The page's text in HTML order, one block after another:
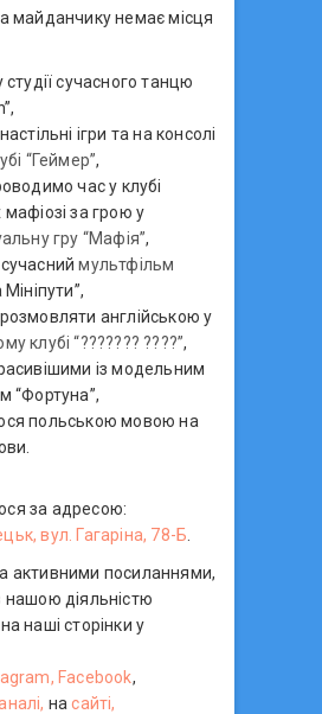
майданчику немає місця
студії сучасного танцю
ігри та на консолі
“Геймер”,
час у клубі
за грою у
гру “Мафія”,
мультфільм
англійською у
клубі “??????? ????”,
із модельним
“Фортуна”,
польською мовою на
за адресою:
вул. Гагаріна, 78-Б
активними посиланнями,
нашою діяльністю
наші сторінки у
Facebook,
насайті,